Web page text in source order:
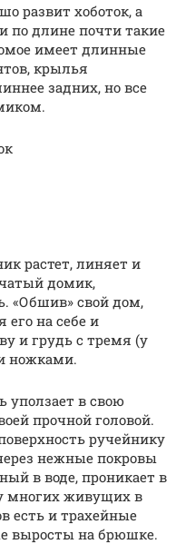
развит хоботок, а
по длине почти такие
имеет длинные
крылья
задних, но все
растет, линяет и
домик,
«Обшив» свой дом,
его на себе и
и грудь с тремя (у
ножками.
уползает в свою
прочной головой.
ручейнику
нежные покровы
в воде, проникает в
многих живущих в
есть и трахейные
выросты на брюшке.